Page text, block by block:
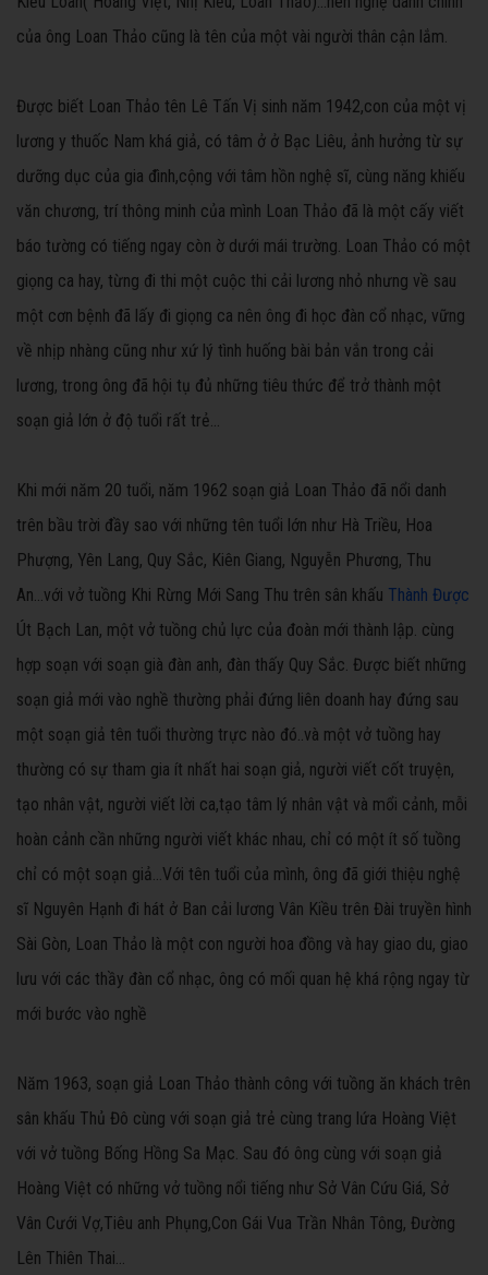
của ông Loan Thảo cũng là tên của một vài người thân cận lắm.
Được biết Loan Thảo tên Lê Tấn Vị sinh năm 1942,con của một vị
lương y thuốc Nam khá giả, có tâm ở ở Bạc Liêu, ảnh hưởng từ sự
dưỡng dục của gia đình,cộng với tâm hồn nghệ sĩ, cùng năng khiếu
văn chương, trí thông minh của mình Loan Thảo đã là một cấy viết
báo tường có tiếng ngay còn ờ dưới mái trường. Loan Thảo có một
giọng ca hay, từng đi thi một cuộc thi cải lương nhỏ nhưng về sau
một cơn bệnh đã lấy đi giọng ca nên ông đi học đàn cổ nhạc, vững
về nhịp nhàng cũng như xứ lý tình huống bài bản vắn trong cải
lương, trong ông đã hội tụ đủ những tiêu thức để trở thành một
soạn giả lớn ở độ tuổi rất trẻ...
Khi mới năm 20 tuổi, năm 1962 soạn giả Loan Thảo đã nổi danh
trên bầu trời đầy sao với những tên tuổi lớn như Hà Triều, Hoa
Phượng, Yên Lang, Quy Sắc, Kiên Giang, Nguyễn Phương, Thu
An...với vở tuồng Khi Rừng Mới Sang Thu trên sân khấu Thành Được
Út Bạch Lan, một vở tuồng chủ lực của đoàn mới thành lập. cùng
hợp soạn với soạn già đàn anh, đàn thấy Quy Sắc. Được biết những
soạn giả mới vào nghề thường phải đứng liên doanh hay đứng sau
một soạn giả tên tuổi thường trực nào đó..và một vở tuồng hay
thường có sự tham gia ít nhất hai soạn giả, người viết cốt truyện,
tạo nhân vật, người viết lời ca,tạo tâm lý nhân vật và mổi cảnh, mỗi
hoàn cảnh cần những người viết khác nhau, chỉ có một ít số tuồng
chỉ có một soạn giả...Với tên tuổi của mình, ông đã giới thiệu nghệ
sĩ Nguyên Hạnh đi hát ở Ban cải lương Vân Kiều trên Đài truyền hình
Sài Gòn, Loan Thảo là một con người hoa đồng và hay giao du, giao
lưu với các thầy đàn cổ nhạc, ông có mối quan hệ khá rộng ngay từ
mới bước vào nghề
Năm 1963, soạn giả Loan Thảo thành công với tuồng ăn khách trên
sân khấu Thủ Đô cùng với soạn giả trẻ cùng trang lứa Hoàng Việt
với vở tuồng Bống Hồng Sa Mạc. Sau đó ông cùng với soạn giả
Hoàng Việt có những vở tuồng nổi tiếng như Sở Vân Cứu Giá, Sở
Vân Cưới Vợ,Tiêu anh Phụng,Con Gái Vua Trần Nhân Tông, Đường
Lên Thiên Thai...